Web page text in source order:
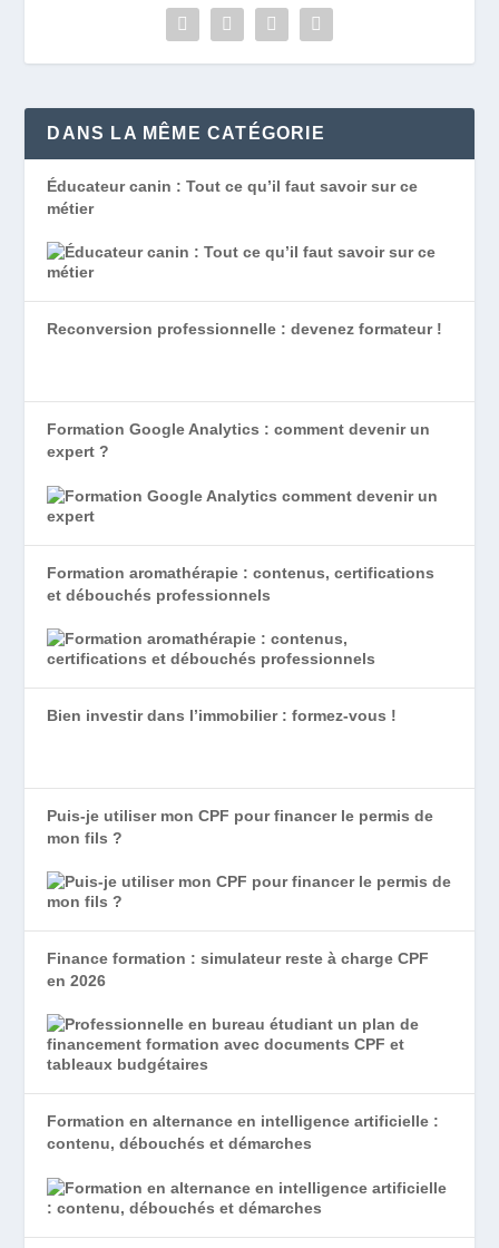
DANS LA MÊME CATÉGORIE
Éducateur canin : Tout ce qu’il faut savoir sur ce
métier
Reconversion professionnelle : devenez formateur !
Formation Google Analytics : comment devenir un
expert ?
Formation aromathérapie : contenus, certifications
et débouchés professionnels
Bien investir dans l’immobilier : formez-vous !
Puis-je utiliser mon CPF pour financer le permis de
mon fils ?
Finance formation : simulateur reste à charge CPF
en 2026
Formation en alternance en intelligence artificielle :
contenu, débouchés et démarches